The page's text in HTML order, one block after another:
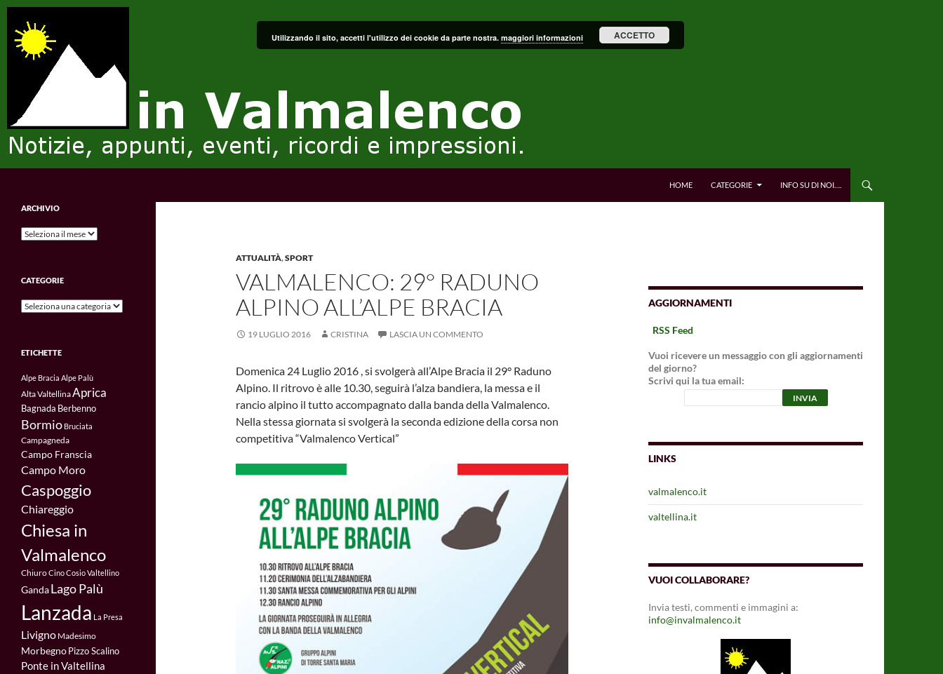
Vai
contenuto
HOME CATEGORIE INFO SU DI NOI….
ATTUALITÀ,SPORT
VALMALENCO: 29° RADUNO
ALPINO ALL’ALPE BRACIA
19 LUGLIO 2016 CRISTINA LASCIA UN COMMENTO
Domenica 24 Luglio 2016 , si svolgerà all’Alpe Bracia il 29° Raduno
Alpino. Il ritrovo è alle 10.30, seguirà l’alza bandiera, la messa e il
rancio alpino il tutto accompagnato dalla banda della Valmalenco.
Nella stessa giornata si svolgerà la seconda edizione della corsa non
competitiva “Valmalenco Vertical”
AGGIORNAMENTI
RSS Feed
Vuoi ricevere un messaggio con gli aggiornamenti
del giorno?
Scrivi qui la tua email:
LINKS
valmalenco.it
valtellina.it
VUOI COLLABORARE?
Invia testi, commenti e immagini a:
info@invalmalenco.it
Notizie, appunti, eventi, ricordi e
ARCHIVIO
Archivio
CATEGORIE
Categorie
ETICHETTE
Alpe Bracia Alpe Palù
Alta ValtellinaAprica
Bagnada Berbenno
Bormio Bruciata
Campagneda
Campo Franscia
Campo Moro
Caspoggio
Chiareggio
Chiesa in
Valmalenco
ChiuroCinoCosio Valtellino
GandaLago Palù
Lanzada La Presa
Livigno Madesimo
MorbegnoPizzo Scalino
Ponte in Valtellina
Utilizzando il sito, accetti l'utilizzo dei cookie da parte nostra. maggiori informazioni ACCETTO